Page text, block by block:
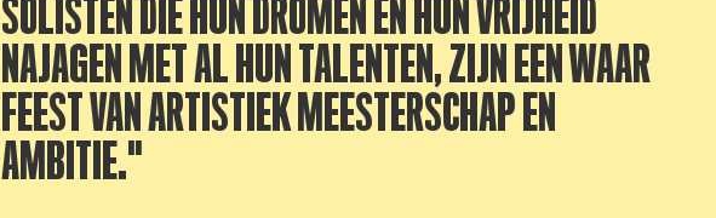
SOLISTEN DIE HUN DROMEN EN HUN VRIJHEID
NAJAGEN MET AL HUN TALENTEN, ZIJN EEN WAAR
FEEST VAN ARTISTIEK MEESTERSCHAP EN
AMBITIE."